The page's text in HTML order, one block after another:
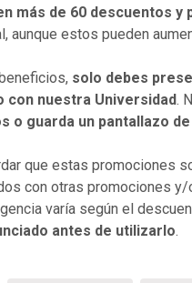
más de 60 descuentos
aunque estos pueden
solo debes
con nuestra Universidad.
o guarda un pantallazo
que estas promociones
con otras promociones
varía según el
antes de utilizarlo.